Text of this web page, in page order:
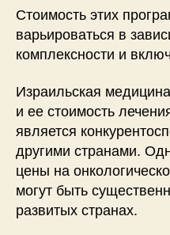
Стоимость этих
варьироваться в
комплексности и
Израильская
и ее стоимость
является
другими странами.
цены на
могут быть
развитых странах.